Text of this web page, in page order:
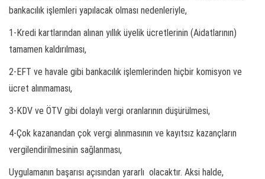
bankacılık işlemleri yapılacak olması nedenleriyle,
1-Kredi kartlarından alınan yıllık üyelik ücretlerinin (Aidatlarının)
tamamen kaldırılması,
2-EFT ve havale gibi bankacılık işlemlerinden hiçbir komisyon ve
ücret alınmaması,
3-KDV ve ÖTV gibi dolaylı vergi oranlarının düşürülmesi,
4-Çok kazanandan çok vergi alınmasının ve kayıtsız kazançların
vergilendirilmesinin sağlanması,
Uygulamanın başarısı açısından yararlı olacaktır. Aksi halde,